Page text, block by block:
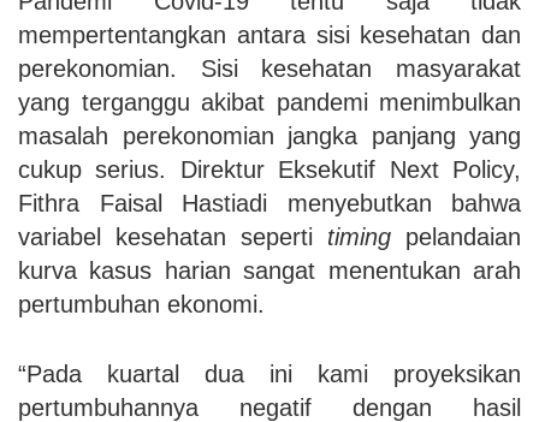
mempertentangkan antara sisi kesehatan dan
perekonomian. Sisi kesehatan masyarakat
yang terganggu akibat pandemi menimbulkan
masalah perekonomian jangka panjang yang
cukup serius. Direktur Eksekutif Next Policy,
Fithra Faisal Hastiadi menyebutkan bahwa
variabel kesehatan seperti timing pelandaian
kurva kasus harian sangat menentukan arah
pertumbuhan ekonomi.
“Pada kuartal dua ini kami proyeksikan
pertumbuhannya negatif dengan hasil